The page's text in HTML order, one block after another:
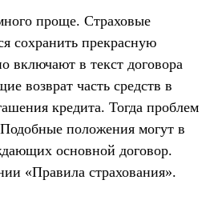
проще. Страховые
сохранить прекрасную
включают в текст договора
возврат часть средств в
кредита. Тогда проблем
положения могут в
основной договор.
«Правила страхования».